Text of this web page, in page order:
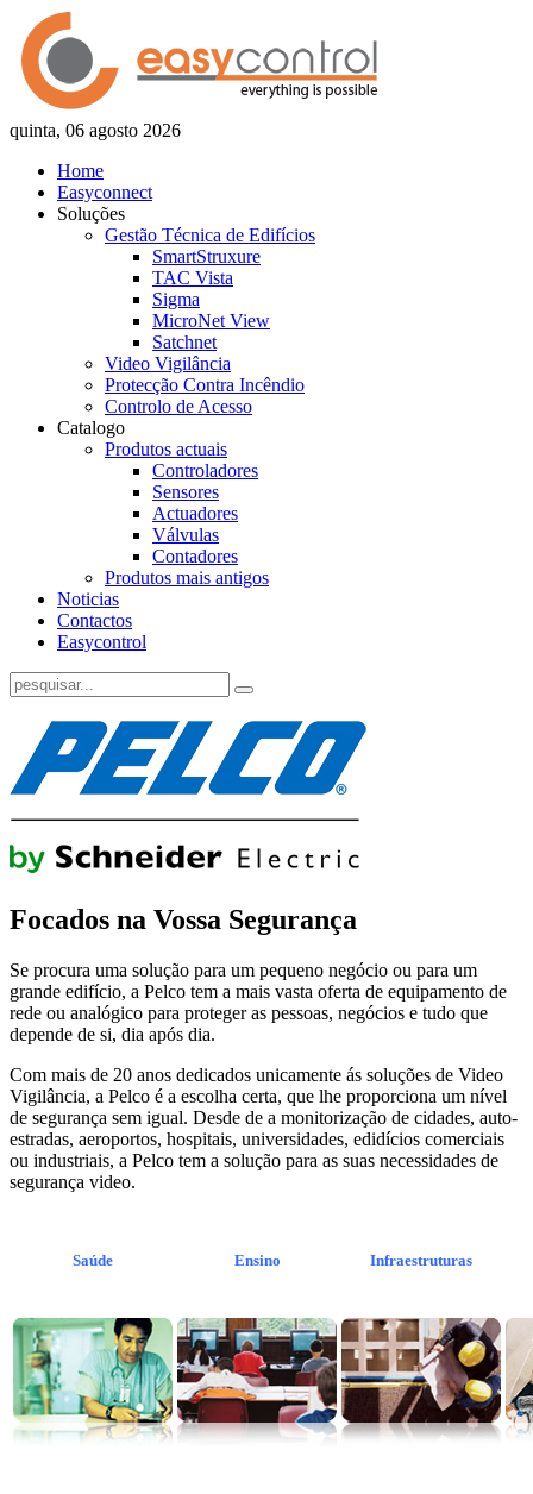
quinta, 06 agosto 2026
Home
Easyconnect
Soluções
Gestão Técnica de Edifícios
SmartStruxure
TAC Vista
Sigma
MicroNet View
Satchnet
Video Vigilância
Protecção Contra Incêndio
Controlo de Acesso
Catalogo
Produtos actuais
Controladores
Sensores
Actuadores
Válvulas
Contadores
Produtos mais antigos
Noticias
Contactos
Easycontrol
Focados na Vossa Segurança
Se procura uma solução para um pequeno negócio ou para um
grande edifício, a Pelco tem a mais vasta oferta de equipamento de
rede ou analógico para proteger as pessoas, negócios e tudo que
depende de si, dia após dia.
Com mais de 20 anos dedicados unicamente ás soluções de Video
Vigilância, a Pelco é a escolha certa, que lhe proporciona um nível
de segurança sem igual. Desde de a monitorização de cidades, auto-
estradas, aeroportos, hospitais, universidades, edidícios comerciais
ou industriais, a Pelco tem a solução para as suas necessidades de
segurança video.
Saúde Ensino Infraestruturas